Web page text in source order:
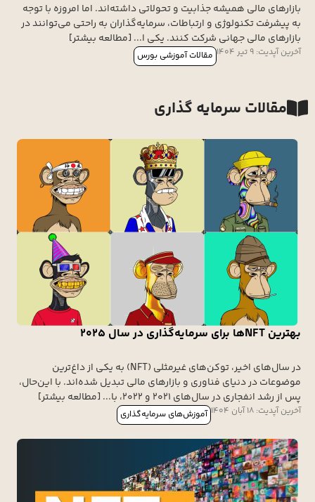
بازارهای مالی همیشه جذابیت و تحولاتی داشته‌اند. اما امروزه با توجه
به پیشرفت تکنولوژی و ارتباطات، سرمایه‌گذاران به راحتی می‌توانند در
بازارهای مالی جهانی شرکت کنند. یکی ا... [مطالعه بیشتر]
مقالات آموزشی بورس آخرین آپدیت: 9 تیر 1404
مقالات سرمایه گذاری
بهترین NFTها برای سرمایه‌گذاری در سال ۲۰۲۵
در سال‌های اخیر، توکن‌های غیرمثلی (NFT) به یکی از داغ‌ترین
موضوعات در دنیای فناوری و بازارهای مالی تبدیل شده‌اند. با این‌حال،
پس از رشد انفجاری در سال‌های ۲۰۲۱ و ۲۰۲۲، با... [مطالعه بیشتر]
آموزش‌های سرمایه‌گذاری آخرین آپدیت: 18 آبان 1404